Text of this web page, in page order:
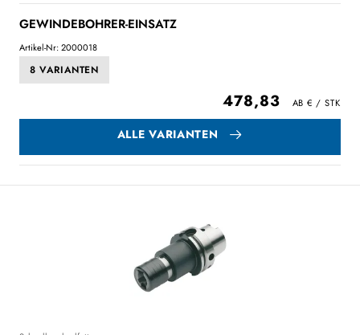
GEWINDEBOHRER-EINSATZ
Artikel-Nr: 2000018
8 VARIANTEN
478,83
ALLE VARIANTEN